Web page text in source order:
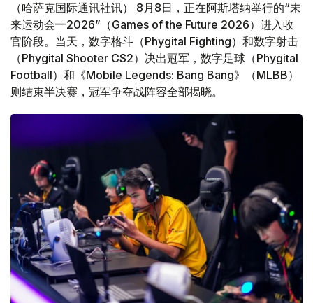
（哈萨克国际通讯社讯） 8月8日，正在阿斯塔纳举行的“未
来运动会—2026”（Games of the Future 2026）进入收
官阶段。当天，数字格斗（Phygital Fighting）和数字射击
（Phygital Shooter CS2）决出冠军，数字足球（Phygital
Football）和《Mobile Legends: Bang Bang》（MLBB）
则结束半决赛，冠军争夺战阵容全部揭晓。